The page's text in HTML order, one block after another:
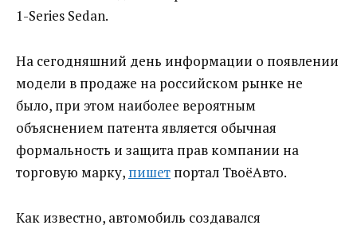
1-Series Sedan.
На сегодняшний день информации о появлении
модели в продаже на российском рынке не
было, при этом наиболее вероятным
объяснением патента является обычная
формальность и защита прав компании на
торговую марку, пишет портал ТвоёАвто.
Как известно, автомобиль создавался